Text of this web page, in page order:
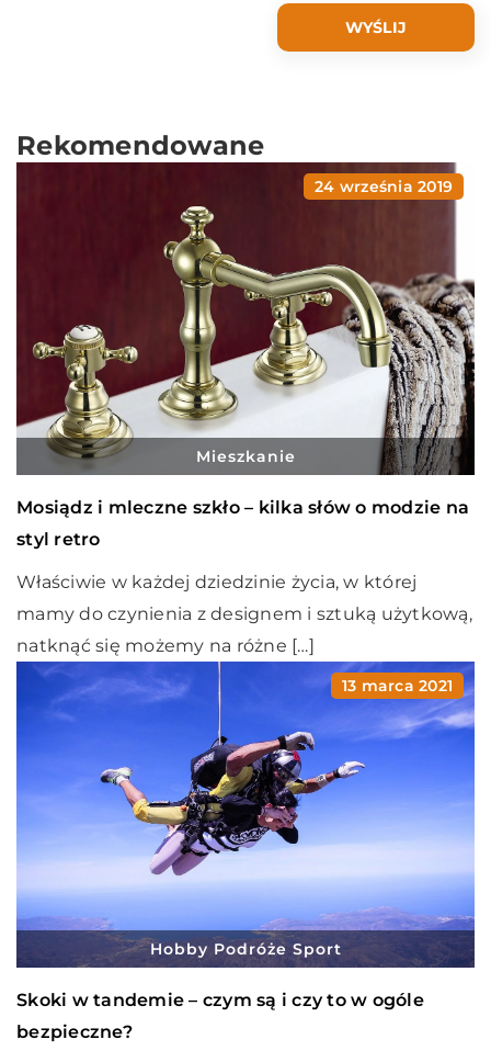
Rekomendowane
24 września 2019
Mieszkanie
Mosiądz i mleczne szkło – kilka słów o modzie na
styl retro
Właściwie w każdej dziedzinie życia, w której
mamy do czynienia z designem i sztuką użytkową,
natknąć się możemy na różne […]
13 marca 2021
Hobby Podróże Sport
Skoki w tandemie – czym są i czy to w ogóle
bezpieczne?